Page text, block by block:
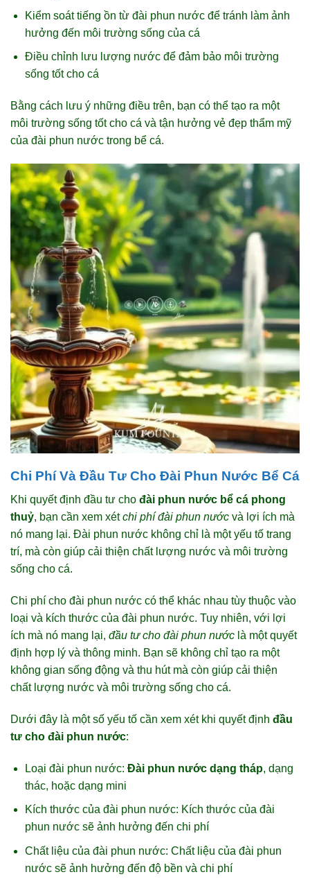
Kiểm soát tiếng ồn từ đài phun nước để tránh làm ảnh
hưởng đến môi trường sống của cá
Điều chỉnh lưu lượng nước để đảm bảo môi trường
sống tốt cho cá
Bằng cách lưu ý những điều trên, bạn có thể tạo ra một
môi trường sống tốt cho cá và tận hưởng vẻ đẹp thẩm mỹ
của đài phun nước trong bể cá.
Chi Phí Và Đầu Tư Cho Đài Phun Nước Bể Cá
Khi quyết định đầu tư cho đài phun nước bể cá phong
thuỷ, bạn cần xem xétchi phí đài phun nước và lợi ích mà
nó mang lại. Đài phun nước không chỉ là một yếu tố trang
trí, mà còn giúp cải thiện chất lượng nước và môi trường
sống cho cá.
Chi phí cho đài phun nước có thể khác nhau tùy thuộc vào
loại và kích thước của đài phun nước. Tuy nhiên, với lợi
ích mà nó mang lại, đầu tư cho đài phun nước là một quyết
định hợp lý và thông minh. Bạn sẽ không chỉ tạo ra một
không gian sống động và thu hút mà còn giúp cải thiện
chất lượng nước và môi trường sống cho cá.
Dưới đây là một số yếu tố cần xem xét khi quyết định đầu
tư cho đài phun nước:
Loại đài phun nước: Đài phun nước dạng tháp, dạng
thác, hoặc dạng mini
Kích thước của đài phun nước: Kích thước của đài
phun nước sẽ ảnh hưởng đến chi phí
Chất liệu của đài phun nước: Chất liệu của đài phun
nước sẽ ảnh hưởng đến độ bền và chi phí